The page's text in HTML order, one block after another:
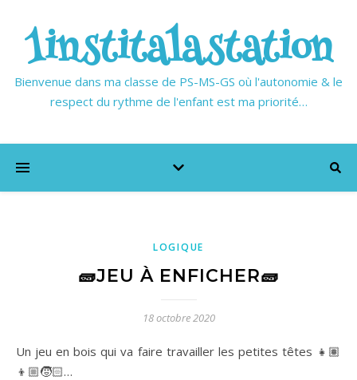
1institalastation
Bienvenue dans ma classe de PS-MS-GS où l'autonomie & le
respect du rythme de l'enfant est ma priorité…
LOGIQUE
🧱JEU À ENFICHER🧱
18 octobre 2020
Un jeu en bois qui va faire travailler les petites têtes 👧🏽
👦🏼🧒🏻…